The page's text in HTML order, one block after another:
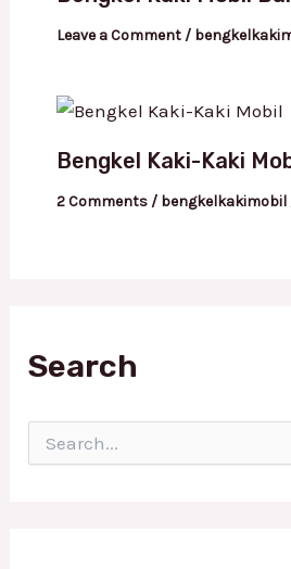
Leave a Comment /
Bengkel Kaki-Kaki
2 Comments / bengkelkakimobil
Search
e